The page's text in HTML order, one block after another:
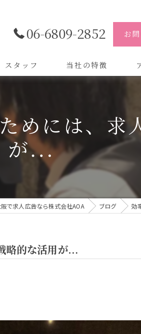
06-6809-2852 お
スタッフ 当社の特徴
制作
バイトル
会社
デザイン
株
めには、求
が...
阪で求人広告なら株式会社AOA ブログ 効
略的な活用が...